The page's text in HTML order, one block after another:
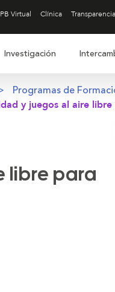
Virtual Clínica Transparencia
Investigación
Programas de
y juegos al aire
libre para